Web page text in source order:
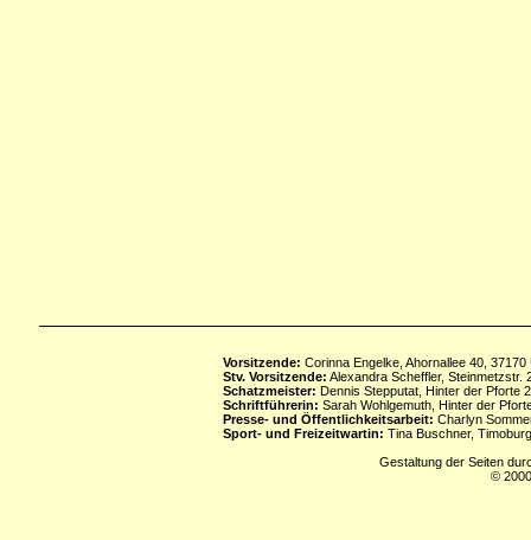
Vorsitzende: Corinna Engelke, Ahornallee 40,
Stv. Vorsitzende: Alexandra Scheffler, Steinmetzstr.
Schatzmeister: Dennis Stepputat, Hinter der Pforte
Schriftführerin: Sarah Wohlgemuth, Hinter der
Presse- und Öffentlichkeitsarbeit: Charlyn
Sport- und Freizeitwartin: Tina Buschner,
Gestaltung der Seiten
©